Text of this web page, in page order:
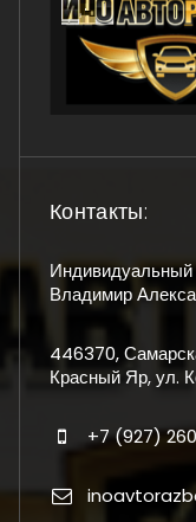
Контакты:
Владимир
446370,
Красный Яр, ул.
+7 (927)